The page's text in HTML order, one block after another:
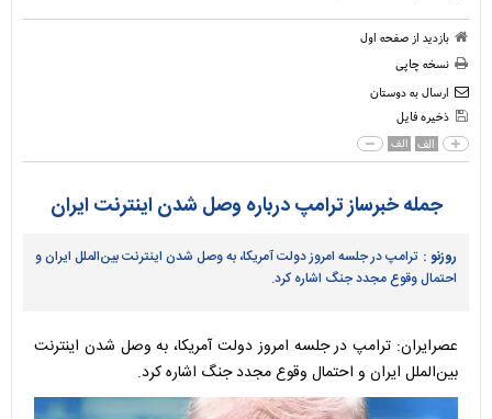
بازدید از صفحه اول
نسخه چاپی
ارسال به دوستان
ذخیره فایل
الف الف
جمله خبرساز ترامپ درباره وصل شدن اینترنت ایران
روزنو : ترامپ در جلسه امروز دولت آمریکا، به وصل شدن اینترنت بین‌الملل ایران و
احتمال وقوع مجدد جنگ اشاره کرد.
عصرایران: ترامپ در جلسه امروز دولت آمریکا، به وصل شدن اینترنت
بین‌الملل ایران و احتمال وقوع مجدد جنگ اشاره کرد.